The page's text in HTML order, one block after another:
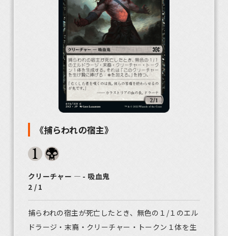
《捕らわれの宿主》
クリーチャー ― - 吸血鬼
2 / 1
捕らわれの宿主が死亡したとき、無色の１/１のエル
ドラージ・末裔・クリーチャー・トークン１体を生